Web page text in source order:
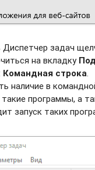
задач
на вкладку
Командная строка.
наличие в
программы, а
запуск таких